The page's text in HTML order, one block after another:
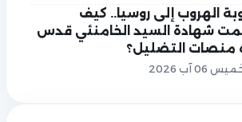
الهروب إلى روسيا.. كيف
شهادة السيد الخامنئي قدس
منصات التضليل؟
06 آب 2026